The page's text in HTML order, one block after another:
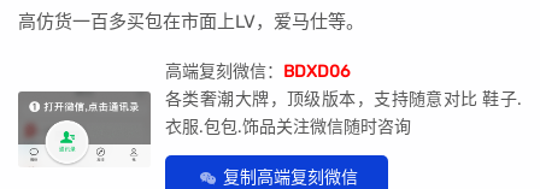
高仿货一百多买包在市面上LV，爱马仕等。
高端复刻微信： BDXD06
各类奢潮大牌，顶级版本，支持随意对比 鞋子.
衣服.包包.饰品关注微信随时咨询
复制高端复刻微信